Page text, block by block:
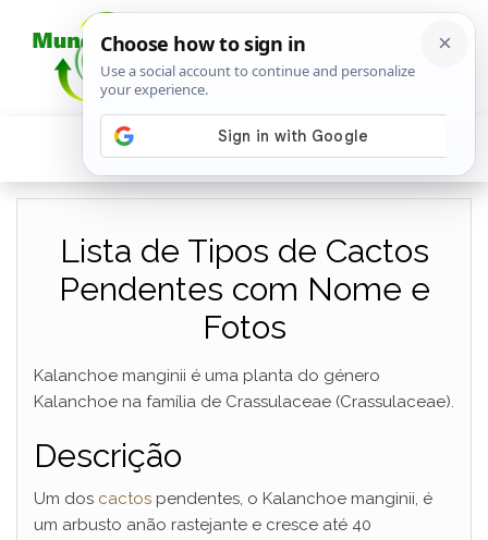
Lista de Tipos de Cactos
Pendentes com Nome e
Fotos
Kalanchoe manginii é uma planta do género
Kalanchoe na família de Crassulaceae (Crassulaceae).
Descrição
Um dos cactos pendentes, o Kalanchoe manginii, é
um arbusto anão rastejante e cresce até 40